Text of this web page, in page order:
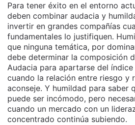
Para tener éxito en el entorno
deben combinar audacia y
invertir en grandes compañías
fundamentales lo justifiquen.
que ninguna temática, por
debe determinar la composición
Audacia para apartarse del
cuando la relación entre riesgo y
aconseje. Y humildad para saber
puede ser incómodo, pero
cuando un mercado con un
concentrado continúa subiendo.